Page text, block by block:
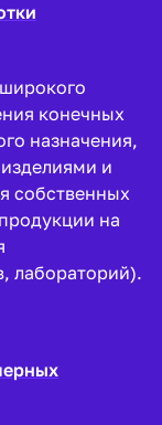
конечных
назначения,
и
собственных
на
лабораторий).